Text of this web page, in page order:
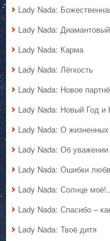
Lady Nada:
Lady Nada:
Lady Nada: Карма
Lady Nada: Лёгкость
Lady Nada: Новое
Lady Nada: Новый Год и
Lady Nada: О
Lady Nada: Об уважении
Lady Nada: Ошибки
Lady Nada: Солнце
Lady Nada: Спасибо –
Lady Nada: Твоё дитя